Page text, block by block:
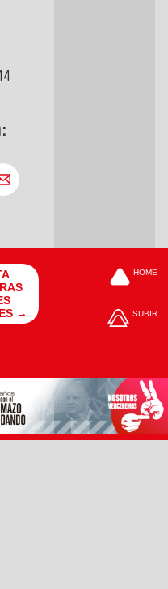
→
HOME
SUBIR